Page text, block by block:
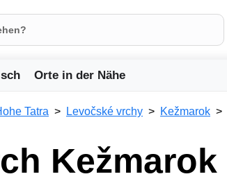
Orte in der Nähe
Tatra Levočské vrchy Kežmarok
Kežmarok